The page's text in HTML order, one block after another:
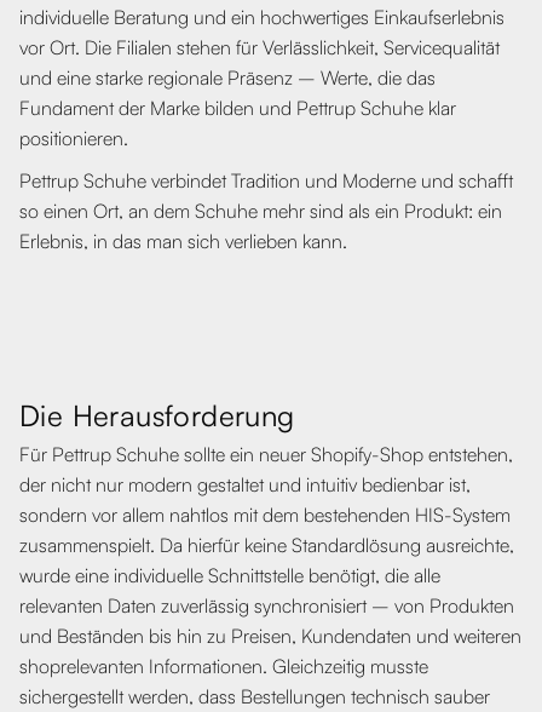
individuelle Beratung und ein hochwertiges Einkaufserlebnis
vor Ort. Die Filialen stehen für Verlässlichkeit, Servicequalität
und eine starke regionale Präsenz – Werte, die das
Fundament der Marke bilden und Pettrup Schuhe klar
positionieren.
Pettrup Schuhe verbindet Tradition und Moderne und schafft
so einen Ort, an dem Schuhe mehr sind als ein Produkt: ein
Erlebnis, in das man sich verlieben kann.
Die Herausforderung
Für Pettrup Schuhe sollte ein neuer Shopify-Shop entstehen,
der nicht nur modern gestaltet und intuitiv bedienbar ist,
sondern vor allem nahtlos mit dem bestehenden HIS-System
zusammenspielt. Da hierfür keine Standardlösung ausreichte,
wurde eine individuelle Schnittstelle benötigt, die alle
relevanten Daten zuverlässig synchronisiert – von Produkten
und Beständen bis hin zu Preisen, Kundendaten und weiteren
shoprelevanten Informationen. Gleichzeitig musste
sichergestellt werden, dass Bestellungen technisch sauber